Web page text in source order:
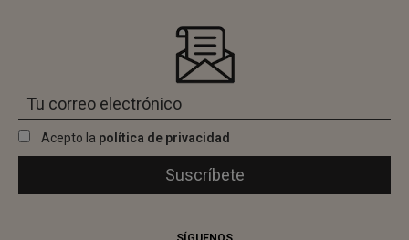
Acepto la política de privacidad